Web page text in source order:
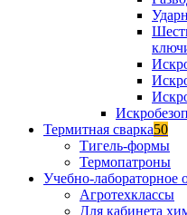
Термитная сварка50
Тигель-формы
Термопатроны
Учебно-лабораторное
Агротехклассы
Для кабинета